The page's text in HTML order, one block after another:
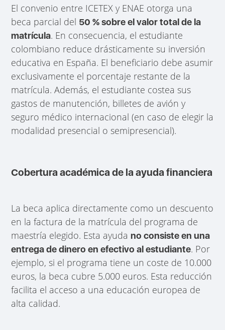
El convenio entre ICETEX y ENAE otorga una
beca parcial del 50 % sobre el valor total de la
matrícula. En consecuencia, el estudiante
colombiano reduce drásticamente su inversión
educativa en España. El beneficiario debe asumir
exclusivamente el porcentaje restante de la
matrícula. Además, el estudiante costea sus
gastos de manutención, billetes de avión y
seguro médico internacional (en caso de elegir la
modalidad presencial o semipresencial).
Cobertura académica de la ayuda financiera
La beca aplica directamente como un descuento
en la factura de la matrícula del programa de
maestría elegido. Esta ayudano consiste en una
entrega de dinero en efectivo al estudiante. Por
ejemplo, si el programa tiene un coste de 10.000
euros, la beca cubre 5.000 euros. Esta reducción
facilita el acceso a una educación europea de
alta calidad.